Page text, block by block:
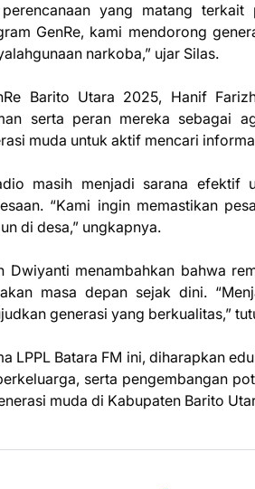
yang matang
GenRe, kami mendorong
narkoba,” ujar Silas.
Barito Utara 2025, Hanif
serta peran mereka sebagai
muda untuk aktif mencari
masih menjadi sarana efektif
“Kami ingin memastikan
di desa,” ungkapnya.
Dwiyanti menambahkan bahwa
masa depan sejak dini.
generasi yang berkualitas,”
LPPL Batara FM ini, diharapkan
serta pengembangan
muda di Kabupaten Barito